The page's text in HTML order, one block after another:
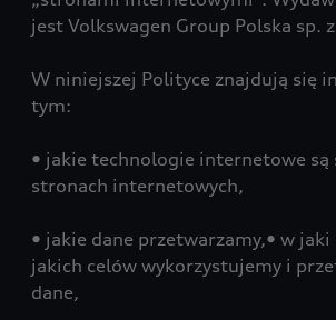
jest Volkswagen Group Polska sp.
W niniejszej Polityce znajdują się
tym:
• jakie technologie internetowe są
stronach internetowych,
• jakie dane przetwarzamy,• w jaki
jakich celów wykorzystujemy i
dane,